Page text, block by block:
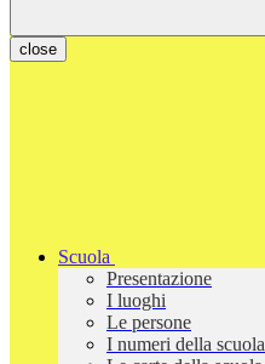
close
Scuola
Presentazione
I luoghi
Le persone
I numeri della scuola